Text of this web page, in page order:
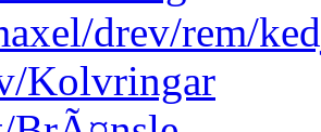
drev/rem/
Kolvringar